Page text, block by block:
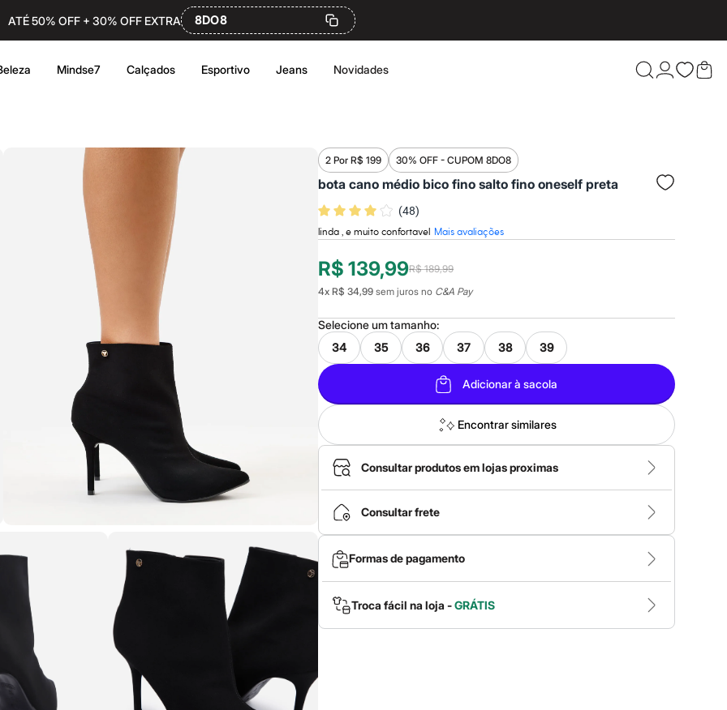
ATÉ 50% OFF + 30% OFF EXTRA 8DO8
Mindse7 Calçados Esportivo Jeans Novidades
Confira
2 Por R$ 199 30% OFF - CUPOM 8DO8
bota cano médio bico fino salto fino oneself preta
(48)
linda , e muito confortavel Mais avaliações
R$ 139,99R$ 189,99
4x R$ 34,99 sem juros no C&A Pay
Selecione umtamanho:
34
35 36 37 38 39
Adicionar à sacola
Encontrar similares
Consultar produtos em lojas proximas
Consultar frete
Formas de pagamento
Troca fácil na loja -GRÁTIS